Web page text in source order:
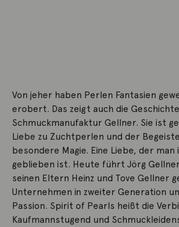
Von jeher haben Perlen Fantasien
erobert. Das zeigt auch die
Schmuckmanufaktur Gellner. Sie ist
Liebe zu Zuchtperlen und der
besondere Magie. Eine Liebe, der
geblieben ist. Heute führt Jörg Gellner
seinen Eltern Heinz und Tove Gellner
Unternehmen in zweiter Generation
Passion. Spirit of Pearls heißt die
Kaufmannstugend und